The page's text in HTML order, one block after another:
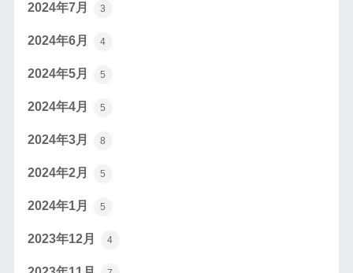
2024年7月 3
2024年6月 4
2024年5月 5
2024年4月 5
2024年3月 8
2024年2月 5
2024年1月 5
2023年12月 4